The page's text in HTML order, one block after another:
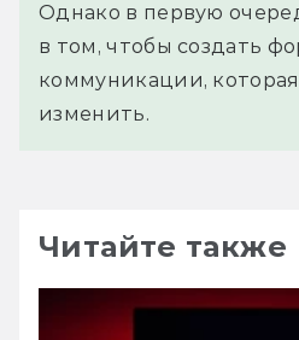
Однако в первую
в том, чтобы создать
коммуникации,
изменить.
Читайте также